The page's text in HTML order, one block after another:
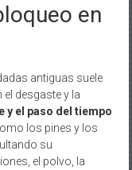
en
antiguas suele
desgaste y la
y el paso del tiempo
los pines y los
su
el polvo, la